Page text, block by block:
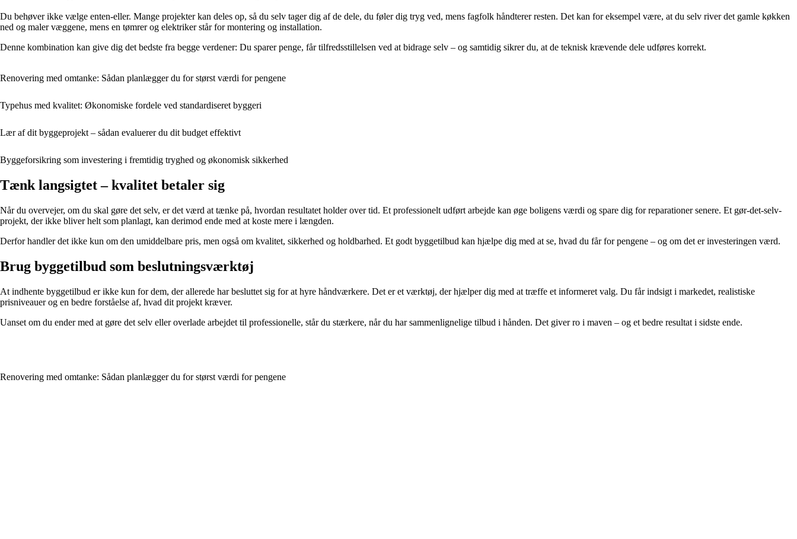
Du behøver ikke vælge enten-eller. Mange projekter kan deles op, så du selv tager dig af de dele, du føler dig tryg ved, mens fagfolk håndterer resten. Det kan for eksempel være, at du selv river det gamle køkken
ned og maler væggene, mens en tømrer og elektriker står for montering og installation.
Denne kombination kan give dig det bedste fra begge verdener: Du sparer penge, får tilfredsstillelsen ved at bidrage selv – og samtidig sikrer du, at de teknisk krævende dele udføres korrekt.
Renovering med omtanke: Sådan planlægger du for størst værdi for pengene
Typehus med kvalitet: Økonomiske fordele ved standardiseret byggeri
Lær af dit byggeprojekt – sådan evaluerer du dit budget effektivt
Byggeforsikring som investering i fremtidig tryghed og økonomisk sikkerhed
Tænk langsigtet – kvalitet betaler sig
Når du overvejer, om du skal gøre det selv, er det værd at tænke på, hvordan resultatet holder over tid. Et professionelt udført arbejde kan øge boligens værdi og spare dig for reparationer senere. Et gør-det-selv-
projekt, der ikke bliver helt som planlagt, kan derimod ende med at koste mere i længden.
Derfor handler det ikke kun om den umiddelbare pris, men også om kvalitet, sikkerhed og holdbarhed. Et godt byggetilbud kan hjælpe dig med at se, hvad du får for pengene – og om det er investeringen værd.
Brug byggetilbud som beslutningsværktøj
At indhente byggetilbud er ikke kun for dem, der allerede har besluttet sig for at hyre håndværkere. Det er et værktøj, der hjælper dig med at træffe et informeret valg. Du får indsigt i markedet, realistiske
prisniveauer og en bedre forståelse af, hvad dit projekt kræver.
Uanset om du ender med at gøre det selv eller overlade arbejdet til professionelle, står du stærkere, når du har sammenlignelige tilbud i hånden. Det giver ro i maven – og et bedre resultat i sidste ende.
Renovering med omtanke: Sådan planlægger du for størst værdi for pengene